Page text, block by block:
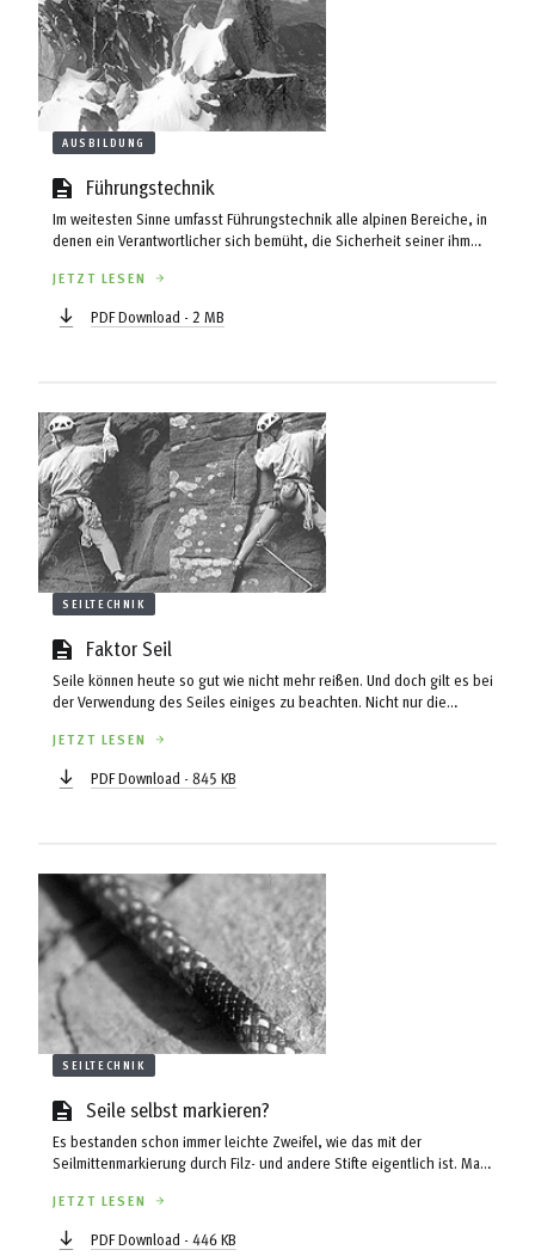
AUSBILDUNG
Führungstechnik
Im weitesten Sinne umfasst Führungstechnik alle alpinen Bereiche, in
denen ein Verantwortlicher sich bemüht, die Sicherheit seiner ihm
gewährleisten. Mamas und Papas, die ihre Sprösslinge auf
exponierten Steigen an die Reepschnur nehmen, der Wanderführer,
der vor heiklen Passagen das Tempo drosselt und zu Wachsamkeit
JETZT LESEN
PDF Download - 2 MB
SEILTECHNIK
Faktor Seil
Seile können heute so gut wie nicht mehr reißen. Und doch gilt es bei
der Verwendung des Seiles einiges zu beachten. Nicht nur die
oder im Eis kann durch die richtige Seiltechnik wesentlich erhöht
werden, sondern auch das Klettervergnügen. Jakob Oberhauser, der
während eines Studienjahres in Schottland in der guten britischen
JETZT LESEN
PDF Download - 845 KB
SEILTECHNIK
Seile selbst markieren?
Es bestanden schon immer leichte Zweifel, wie das mit der
Seilmittenmarkierung durch Filz- und andere Stifte eigentlich ist. Man
Seil schädigen oder nicht? Die UIAA-Sicherheitskommission
überraschte nun die Öffentlichkeit mit folgender „Untersuchungen
der UIAA-Sicher-heitskommission und einiger Seil-hersteller haben ...
JETZT LESEN
PDF Download - 446 KB